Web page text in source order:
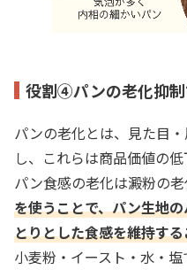
役割④パンの老化抑
パンの老化とは、見た目
し、これらは商品価値の低
パン食感の老化は澱粉の
を使うことで、パン生地
とりとした食感を維持す
小麦粉・イースト・水・